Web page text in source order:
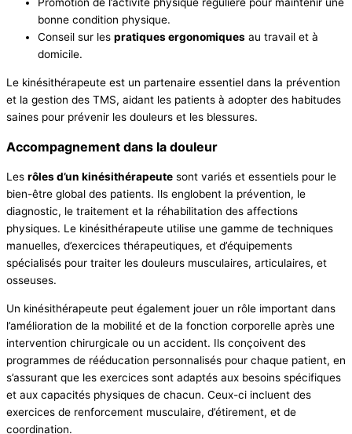
Promotion de l’activité physique régulière pour maintenir une
bonne condition physique.
Conseil sur les pratiques ergonomiques au travail et à
domicile.
Le kinésithérapeute est un partenaire essentiel dans la prévention
et la gestion des TMS, aidant les patients à adopter des habitudes
saines pour prévenir les douleurs et les blessures.
Accompagnement dans la douleur
Les rôles d’un kinésithérapeute sont variés et essentiels pour le
bien-être global des patients. Ils englobent la prévention, le
diagnostic, le traitement et la réhabilitation des affections
physiques. Le kinésithérapeute utilise une gamme de techniques
manuelles, d’exercices thérapeutiques, et d’équipements
spécialisés pour traiter les douleurs musculaires, articulaires, et
osseuses.
Un kinésithérapeute peut également jouer un rôle important dans
l’amélioration de la mobilité et de la fonction corporelle après une
intervention chirurgicale ou un accident. Ils conçoivent des
programmes de rééducation personnalisés pour chaque patient, en
s’assurant que les exercices sont adaptés aux besoins spécifiques
et aux capacités physiques de chacun. Ceux-ci incluent des
exercices de renforcement musculaire, d’étirement, et de
coordination.